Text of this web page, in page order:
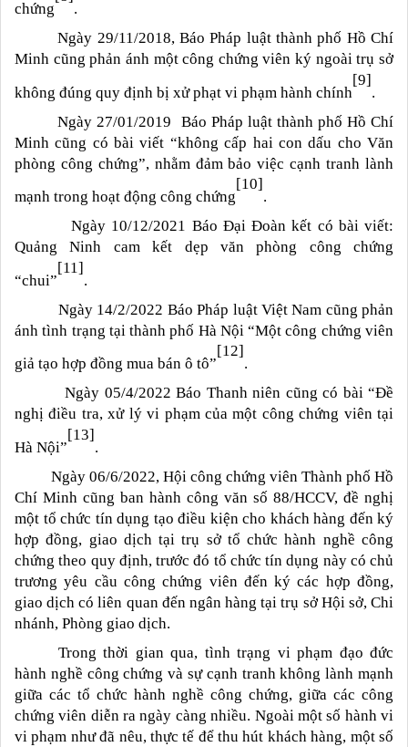
chứng
.
Ngày 29/11/2018, Báo Pháp luật thành phố Hồ Chí
Minh cũng phản ánh một công chứng viên ký ngoài trụ sở
không đúng quy định bị xử phạt vi phạm hành chính
[9]
.
Ngày 27/01/2019 Báo Pháp luật thành phố Hồ Chí
Minh cũng có bài viết “không cấp hai con dấu cho Văn
phòng công chứng”, nhằm đảm bảo việc cạnh tranh lành
mạnh trong hoạt động công chứng
[10]
.
Ngày 10/12/2021 Báo Đại Đoàn kết có bài viết:
Quảng Ninh cam kết dẹp văn phòng công chứng
“chui”
[11]
.
Ngày 14/2/2022 Báo Pháp luật Việt Nam cũng phản
ánh tình trạng tại thành phố Hà Nội “Một công chứng viên
giả tạo hợp đồng mua bán ô tô”
[12]
.
Ngày 05/4/2022 Báo Thanh niên cũng có bài “Đề
nghị điều tra, xử lý vi phạm của một công chứng viên tại
Hà Nội”
[13]
.
Ngày 06/6/2022, Hội công chứng viên Thành phố Hồ
Chí Minh cũng ban hành công văn số 88/HCCV, đề nghị
một tổ chức tín dụng tạo điều kiện cho khách hàng đến ký
hợp đồng, giao dịch tại trụ sở tổ chức hành nghề công
chứng theo quy định, trước đó tổ chức tín dụng này có chủ
trương yêu cầu công chứng viên đến ký các hợp đồng,
giao dịch có liên quan đến ngân hàng tại trụ sở Hội sở, Chi
nhánh, Phòng giao dịch.
Trong thời gian qua, tình trạng vi phạm đạo đức
hành nghề công chứng và sự cạnh tranh không lành mạnh
giữa các tổ chức hành nghề công chứng, giữa các công
chứng viên diễn ra ngày càng nhiều. Ngoài một số hành vi
vi phạm như đã nêu, thực tế để thu hút khách hàng, một số